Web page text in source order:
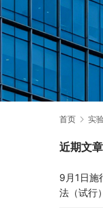
首页 实
近期文章
9月1日施
法（试行